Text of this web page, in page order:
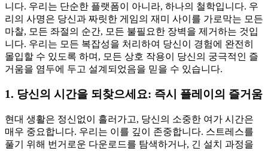
니다. 우리는 단순한 플랫폼이 아니라, 하나의 철학입니다. 우
리의 사명은 당신과 짜릿한 게임의 재미 사이를 가로막는 모든
마찰, 모든 좌절의 순간, 모든 불필요한 장벽을 제거하는 것입
니다. 우리는 모든 복잡성을 처리하여 당신이 경험에 완전히
몰입할 수 있도록 하며, 모든 상호 작용이 당신의 궁극적인 즐
거움을 염두에 두고 설계되었음을 믿을 수 있습니다.
1. 당신의 시간을 되찾으세요: 즉시 플레이의 즐거움
현대 생활은 정신없이 흘러가고, 당신의 소중한 여가 시간은
매우 중요합니다. 우리는 이를 깊이 존중합니다. 스트레스를
풀기 위해 번거로운 다운로드를 탐색하거나, 긴 설치 과정을